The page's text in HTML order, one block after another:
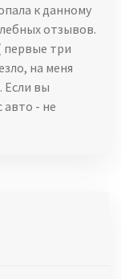
к данному
отзывов.
первые три
на меня
Если вы
авто - не